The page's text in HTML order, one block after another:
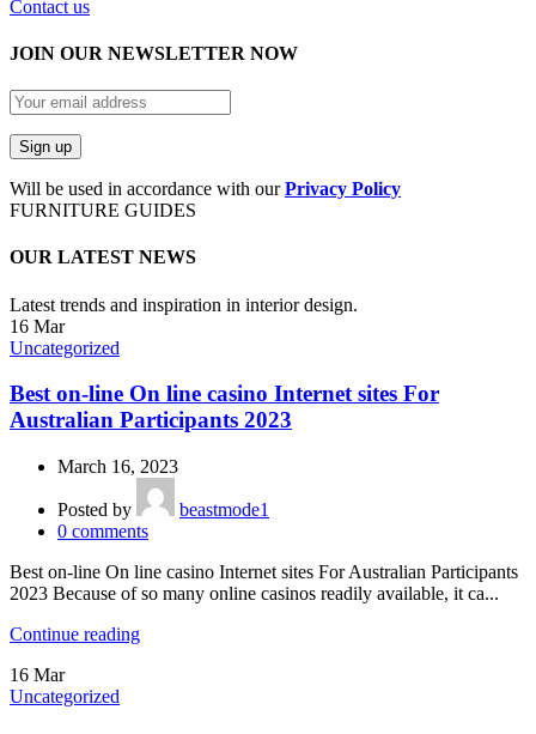
Contact us
JOIN OUR NEWSLETTER NOW
Will be used in accordance with ourPrivacy Policy
FURNITURE GUIDES
OUR LATEST NEWS
Latest trends and inspiration in interior design.
16 Mar
Uncategorized
Best on-line On line casino Internet sites For
Australian Participants 2023
March 16, 2023
Posted by
beastmode1
0 comments
Best on-line On line casino Internet sites For Australian Participants
2023 Because of so many online casinos readily available, it ca...
Continue reading
16 Mar
Uncategorized